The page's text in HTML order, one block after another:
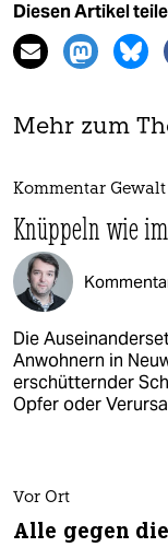
Diesen Artikel
Mehr zum
Kommentar
Knüppeln wie
Die
Anwohnern in
erschütternder
Opfer oder
Vor Ort
Alle gegen